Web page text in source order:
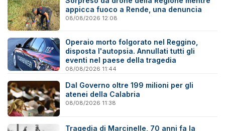
appicca fuoco a Rende, una denuncia
08/08/2026 12:08
Operaio morto folgorato nel Reggino,
disposta l'autopsia. Annullati tutti gli
eventi nel paese della tragedia
08/08/2026 11:44
Dal Governo oltre 199 milioni per gli
atenei della Calabria
08/08/2026 11:38
Tragedia di Marcinelle, 70 anni fa la